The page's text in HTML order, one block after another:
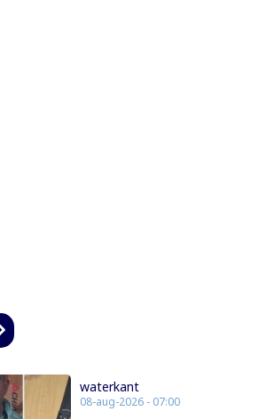
waterkant
08-aug-2026 - 07:00